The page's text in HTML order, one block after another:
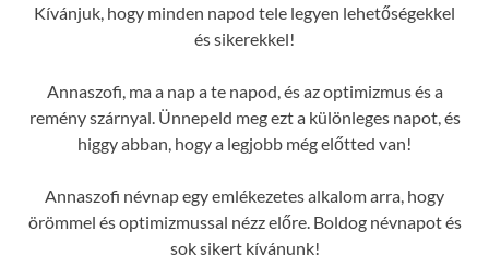
Kívánjuk, hogy minden napod tele legyen lehetőségekkel
és sikerekkel!
Annaszofi, ma a nap a te napod, és az optimizmus és a
remény szárnyal. Ünnepeld meg ezt a különleges napot, és
higgy abban, hogy a legjobb még előtted van!
Annaszofi névnap egy emlékezetes alkalom arra, hogy
örömmel és optimizmussal nézz előre. Boldog névnapot és
sok sikert kívánunk!